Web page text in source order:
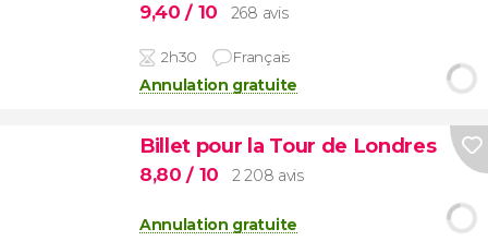
9,40/ 10 268 avis
2h30 Français
Annulation gratuite
Billet pour la Tour de Londres
8,80/ 10 2 208 avis
Annulation gratuite